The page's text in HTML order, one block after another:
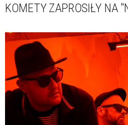
KOMETY ZAPROSIŁY NA